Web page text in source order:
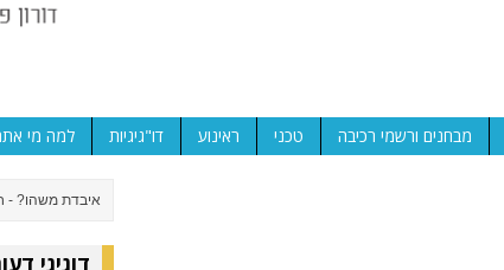
מבחנים ורשמי רכיבה טכני ראינוע דו"גיגיות למה מי
דוגיגי